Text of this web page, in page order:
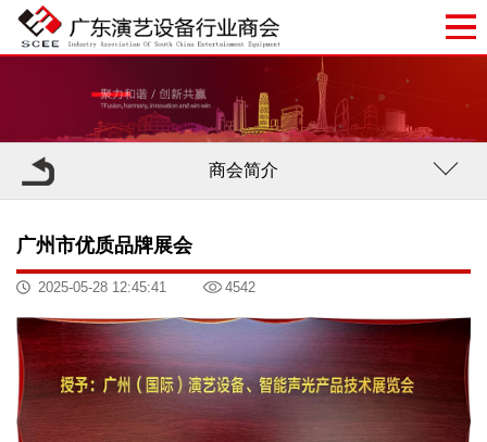
商会简介
广州市优质品牌展会
2025-05-28 12:45:41 4542